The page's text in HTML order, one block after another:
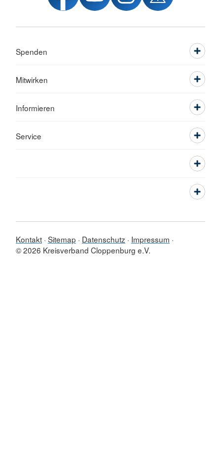
Spenden
Mitwirken
Informieren
Service
Kontakt Sitemap Datenschutz
Impressum
© 2026 Kreisverband Cloppenburg e.V.